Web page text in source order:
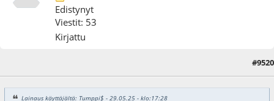
Edistynyt
Viestit: 53
Kirjattu
#9520
Lainaus käyttäjältä: Tumppi$ - 29.05.25 - klo:17:28